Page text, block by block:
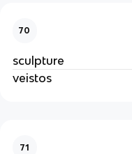
70
sculpture
veistos
71